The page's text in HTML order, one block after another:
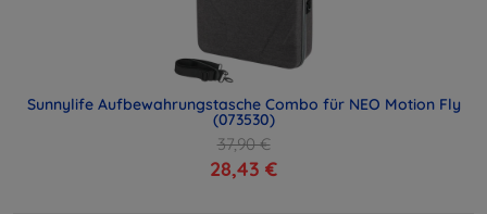
Sunnylife Aufbewahrungstasche Combo für NEO Motion Fly
(073530)
37,90 €
28,43 €